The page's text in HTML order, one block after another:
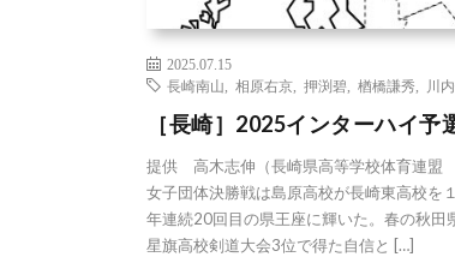
2025.07.15
長崎南山
相原右京 押渕碧 楢橋謙秀 川
［長崎］2025インターハイ予
提供 高木志伸（長崎県高等学校体育連盟
女子団体決勝戦は島原高校が長崎東高校を
年連続20回目の県王座に輝いた。春の秋田
星旗高校剣道大会3位で得た自信と […]